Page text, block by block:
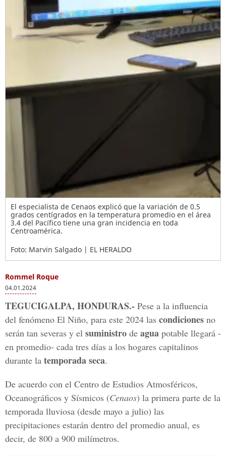
El especialista de Cenaos explicó que la variación de 0.5
grados centígrados en la temperatura promedio en el área
3.4 del Pacífico tiene una gran incidencia en toda
Centroamérica.
Foto: Marvin Salgado | EL HERALDO
Rommel Roque
04.01.2024
TEGUCIGALPA, HONDURAS.- Pese a la influencia
del fenómeno El Niño, para este 2024 las condiciones no
serán tan severas y el suministro de agua potable llegará -
en promedio- cada tres días a los hogares capitalinos
durante la temporada seca.
De acuerdo con el Centro de Estudios Atmosféricos,
Oceanográficos y Sísmicos (Cenaos) la primera parte de la
temporada lluviosa (desde mayo a julio) las
precipitaciones estarán dentro del promedio anual, es
decir, de 800 a 900 milímetros.